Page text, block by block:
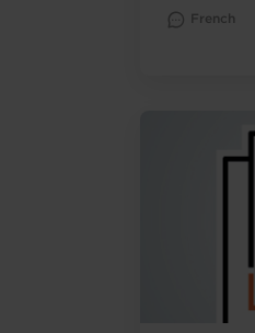
French